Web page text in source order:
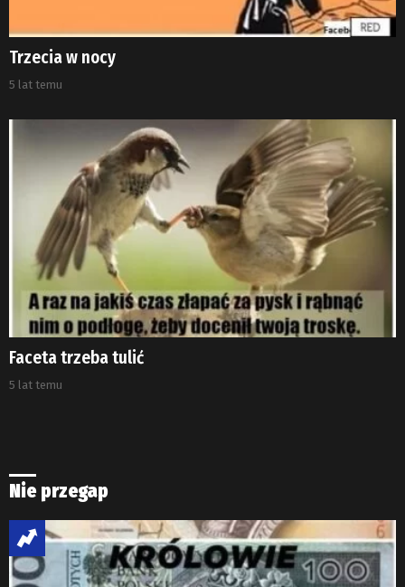
Trzecia w nocy
5 lat temu
Faceta trzeba tulić
5 lat temu
Nie przegap